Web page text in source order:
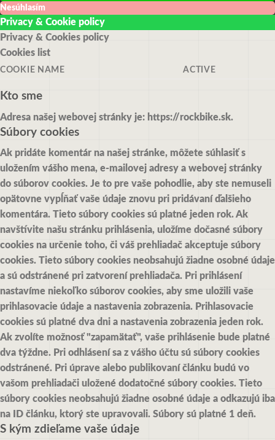
Nesúhlasím
Privacy & Cookie policy
Privacy & Cookies policy
Cookies list
COOKIE NAME ACTIVE
Kto sme
Adresa našej webovej stránky je: https://rockbike.sk.
Súbory cookies
Ak pridáte komentár na našej stránke, môžete súhlasiť s
uložením vášho mena, e-mailovej adresy a webovej stránky
do súborov cookies. Je to pre vaše pohodlie, aby ste nemuseli
opätovne vypĺňať vaše údaje znovu pri pridávaní ďalšieho
komentára. Tieto súbory cookies sú platné jeden rok.Ak
navštívite našu stránku prihlásenia, uložíme dočasné súbory
cookies na určenie toho, či váš prehliadač akceptuje súbory
cookies. Tieto súbory cookies neobsahujú žiadne osobné údaje
a sú odstránené pri zatvorení prehliadača. Pri prihlásení
nastavíme niekoľko súborov cookies, aby sme uložili vaše
prihlasovacie údaje a nastavenia zobrazenia. Prihlasovacie
cookies sú platné dva dni a nastavenia zobrazenia jeden rok.
Ak zvolíte možnosť "zapamätať", vaše prihlásenie bude platné
dva týždne. Pri odhlásení sa z vášho účtu sú súbory cookies
odstránené. Pri úprave alebo publikovaní článku budú vo
vašom prehliadači uložené dodatočné súbory cookies. Tieto
súbory cookies neobsahujú žiadne osobné údaje a odkazujú iba
na ID článku, ktorý ste upravovali. Súbory sú platné 1 deň.
S kým zdieľame vaše údaje